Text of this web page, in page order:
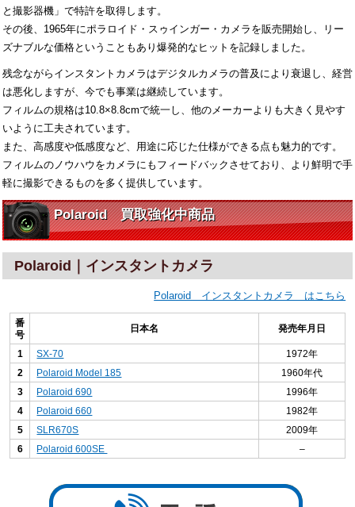
と撮影器機」で特許を取得します。
その後、1965年にポラロイド・スゥインガー・カメラを販売開始し、リー
ズナブルな価格ということもあり爆発的なヒットを記録しました。
残念ながらインスタントカメラはデジタルカメラの普及により衰退し、経営
は悪化しますが、今でも事業は継続しています。
フィルムの規格は10.8×8.8cmで統一し、他のメーカーよりも大きく見やす
いように工夫されています。
また、高感度や低感度など、用途に応じた仕様ができる点も魅力的です。
フィルムのノウハウをカメラにもフィードバックさせており、より鮮明で手
軽に撮影できるものを多く提供しています。
Polaroid 買取強化中商品
Polaroid｜インスタントカメラ
Polaroid インスタントカメラ はこちら
番
号
日本名 発売年月日
1 SX-70
1972年
2
Polaroid Model 185
1960年代
3
Polaroid 690
1996年
4
Polaroid 660
1982年
5
SLR670S
2009年
6
Polaroid 600SE –